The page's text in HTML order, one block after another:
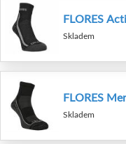
FLORES
Skladem
FLORES
Skladem